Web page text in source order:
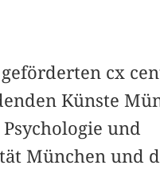
cx
Künste
und
München und